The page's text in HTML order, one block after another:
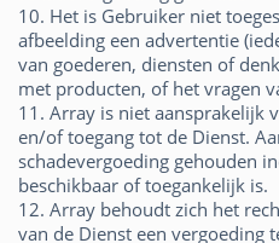
10. Het is Gebruiker niet
afbeelding een advertentie
van goederen, diensten of
met producten, of het vragen
11. Array is niet aansprakelijk
en/of toegang tot de Dienst.
schadevergoeding gehouden
beschikbaar of toegankelijk is.
12. Array behoudt zich het
van de Dienst een vergoeding